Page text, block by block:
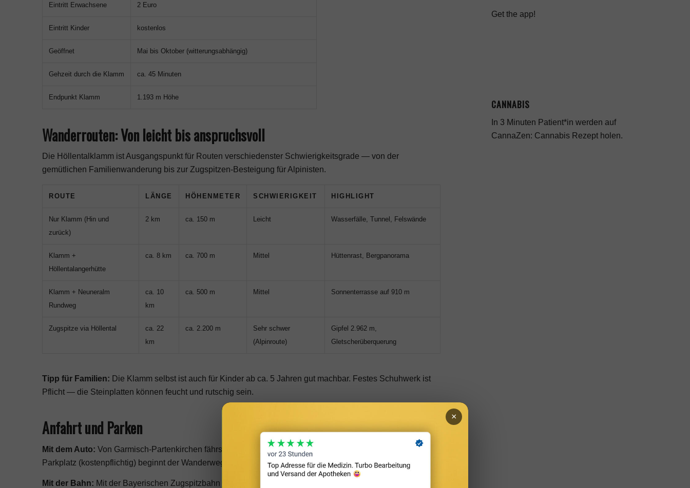
Eintritt Erwachsene 2 Euro
Eintritt Kinder kostenlos
Geöffnet Mai bis Oktober (witterungsabhängig)
Gehzeit durch die Klamm ca. 45 Minuten
Endpunkt Klamm 1.193 m Höhe
Wanderrouten: Von leicht bis anspruchsvoll
Die Höllentalklamm ist Ausgangspunkt für Routen verschiedenster Schwierigkeitsgrade — von der
gemütlichen Familienwanderung bis zur Zugspitzen-Besteigung für Alpinisten.
ROUTE LÄNGE HÖHENMETER SCHWIERIGKEIT HIGHLIGHT
Nur Klamm (Hin und
zurück)
2 km ca. 150 m Leicht Wasserfälle, Tunnel, Felswände
Klamm +
Höllentalangerhütte
ca. 8 km ca. 700 m Mittel Hüttenrast, Bergpanorama
Klamm + Neuneralm
Rundweg
ca. 10
km
ca. 500 m Mittel Sonnenterrasse auf 910 m
Zugspitze via Höllental
ca. 22
km
ca. 2.200 m
Sehr schwer
(Alpinroute)
Gipfel 2.962 m,
Gletscherüberquerung
Tipp für Familien: Die Klamm selbst ist auch für Kinder ab ca. 5 Jahren gut machbar. Festes Schuhwerk ist
Pflicht — die Steinplatten können feucht und rutschig sein.
Anfahrt und Parken
Mit dem Auto: Von Garmisch-Partenkirchen fährst du über die B2 Richtung Grainau. Am Hammersbach-
Parkplatz (kostenpflichtig) beginnt der Wanderweg zur Klamm — ca. 1,5 km Fußweg bis zum Eingang.
Mit der Bahn: Mit der Bayerischen Zugspitzbahn ab Garmisch-Partenkirchen bis Haltestelle Hammersbach
Get the app!
CANNABIS
In 3 Minuten Patient*in werden auf
CannaZen: Cannabis Rezept holen.
×